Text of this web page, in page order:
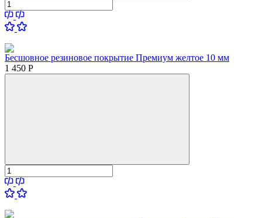
Бесшовное резиновое покрытие Премиум желтое 10 мм
1 450 Р